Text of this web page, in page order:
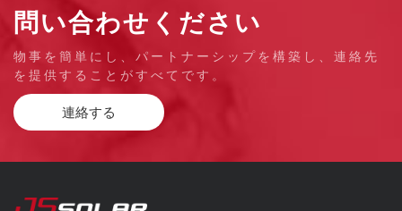
問い合わせください
物事を簡単にし、パートナーシップを構築し、連絡先
を提供することがすべてです。
連絡する